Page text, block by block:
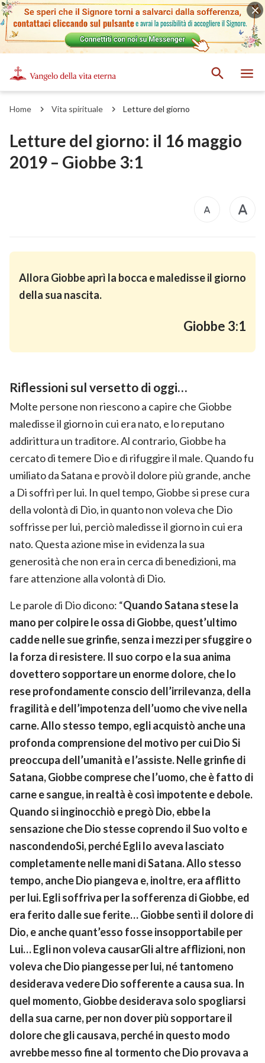
Home Vita spirituale Letture del giorno
Letture del giorno: il 16 maggio
2019 – Giobbe 3:1
Allora Giobbe aprì la bocca e maledisse il giorno
della sua nascita.
Giobbe 3:1
Riflessioni sul versetto di oggi…
Molte persone non riescono a capire che Giobbe
maledisse il giorno in cui era nato, e lo reputano
addirittura un traditore. Al contrario, Giobbe ha
cercato di temere Dio e di rifuggire il male. Quando fu
umiliato da Satana e provò il dolore più grande, anche
a Di soffrì per lui. In quel tempo, Giobbe si prese cura
della volontà di Dio, in quanto non voleva che Dio
soffrisse per lui, perciò maledisse il giorno in cui era
nato. Questa azione mise in evidenza la sua
generosità che non era in cerca di benedizioni, ma
fare attenzione alla volontà di Dio.
Le parole di Dio dicono: “Quando Satana stese la
mano per colpire le ossa di Giobbe, quest’ultimo
cadde nelle sue grinfie, senza i mezzi per sfuggire o
la forza di resistere. Il suo corpo e la sua anima
dovettero sopportare un enorme dolore, che lo
rese profondamente conscio dell’irrilevanza, della
fragilità e dell’impotenza dell’uomo che vive nella
carne. Allo stesso tempo, egli acquistò anche una
profonda comprensione del motivo per cui Dio Si
preoccupa dell’umanità e l’assiste. Nelle grinfie di
Satana, Giobbe comprese che l’uomo, che è fatto di
carne e sangue, in realtà è così impotente e debole.
Quando si inginocchiò e pregò Dio, ebbe la
sensazione che Dio stesse coprendo il Suo volto e
nascondendoSi, perché Egli lo aveva lasciato
completamente nelle mani di Satana. Allo stesso
tempo, anche Dio piangeva e, inoltre, era afflitto
per lui. Egli soffriva per la sofferenza di Giobbe, ed
era ferito dalle sue ferite… Giobbe sentì il dolore di
Dio, e anche quant’esso fosse insopportabile per
Lui… Egli non voleva causarGli altre afflizioni, non
voleva che Dio piangesse per lui, né tantomeno
desiderava vedere Dio sofferente a causa sua. In
quel momento, Giobbe desiderava solo spogliarsi
della sua carne, per non dover più sopportare il
dolore che gli causava, perché in questo modo
avrebbe messo fine al tormento che Dio provava a